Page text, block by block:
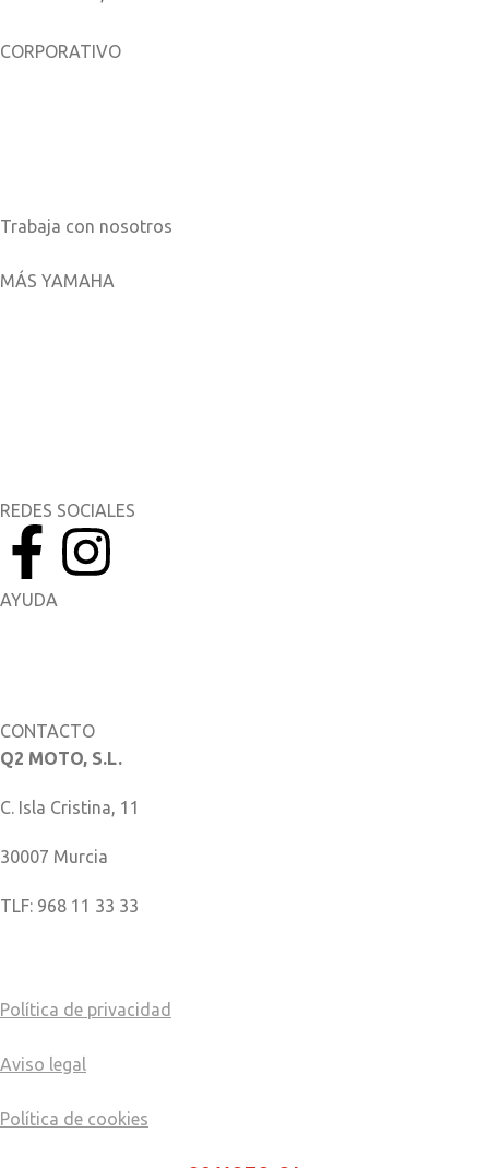
CORPORATIVO
Trabaja con nosotros
MÁS YAMAHA
REDES SOCIALES
AYUDA
CONTACTO
Q2 MOTO, S.L.
C. Isla Cristina, 11
30007 Murcia
TLF: 968 11 33 33
Política de privacidad
Aviso legal
Política de cookies